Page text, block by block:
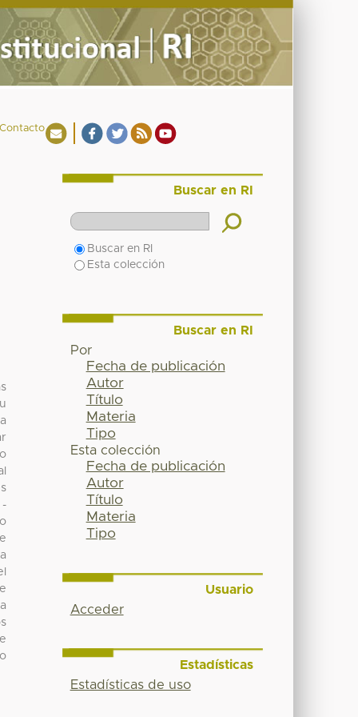
Contacto
-
Buscar en RI
Buscar en RI
Esta colección
Buscar en RI
Por
Fecha de publicación
Autor
Título
Materia
Tipo
Esta colección
Fecha de publicación
Autor
Título
Materia
Tipo
Usuario
Acceder
Estadísticas
Estadísticas de uso